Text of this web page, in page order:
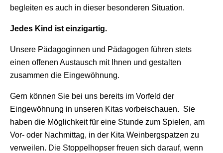
begleiten es auch in dieser besonderen Situation.
Jedes Kind ist einzigartig.
Unsere Pädagoginnen und Pädagogen führen stets
einen offenen Austausch mit Ihnen und gestalten
zusammen die Eingewöhnung.
Gern können Sie bei uns bereits im Vorfeld der
Eingewöhnung in unseren Kitas vorbeischauen. Sie
haben die Möglichkeit für eine Stunde zum Spielen, am
Vor- oder Nachmittag, in der Kita Weinbergspatzen zu
verweilen. Die Stoppelhopser freuen sich darauf, wenn